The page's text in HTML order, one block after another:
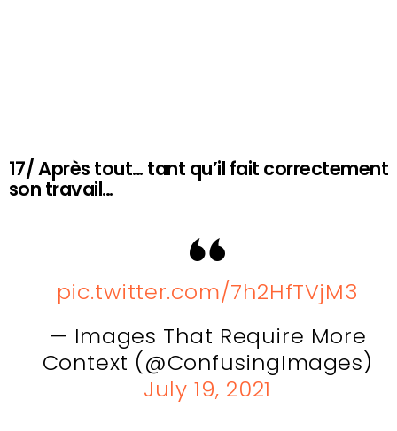
17/ Après tout… tant qu’il fait correctement
son travail…
pic.twitter.com/7h2HfTVjM3
— Images That Require More
Context (@ConfusingImages)
July 19, 2021